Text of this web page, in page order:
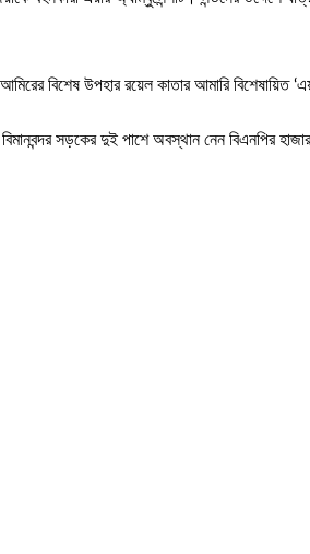
বিশেষ উপহার রয়েল কাতার আমারি বিশেষায়িত
সড়কের দুই পাশে অবস্থান নেন বিএনপির